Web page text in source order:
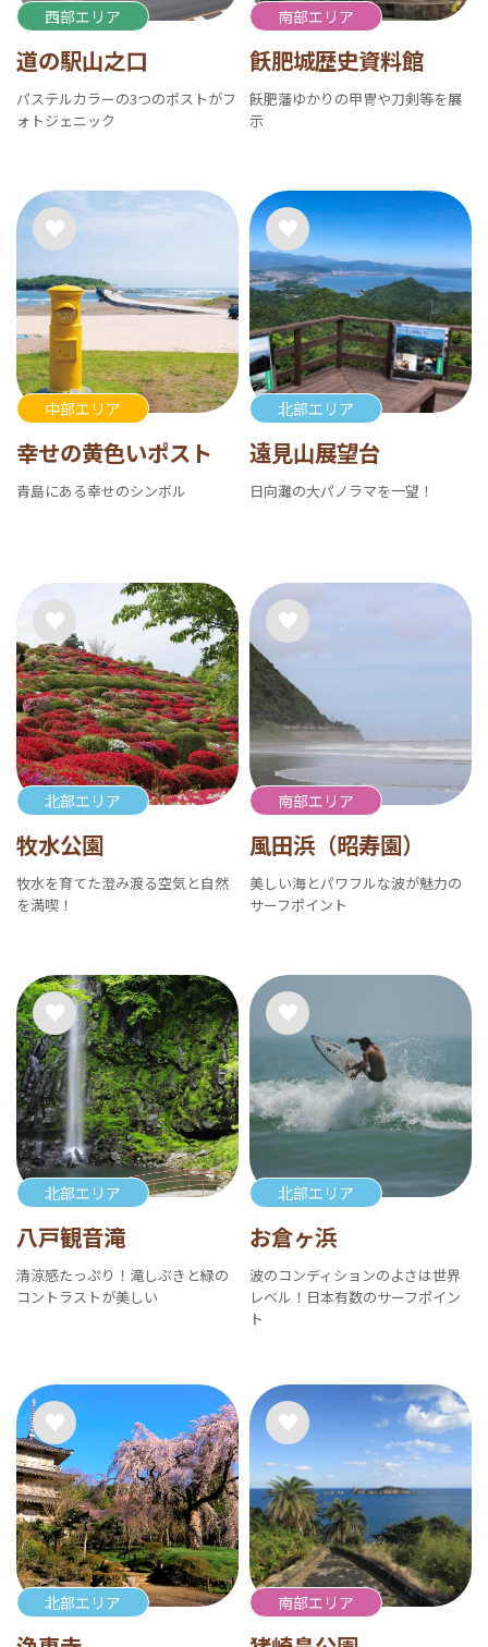
西部エリア
道の駅山之口
パステルカラーの3つのポストがフ
ォトジェニック
南部エリア
飫肥城歴史資料館
飫肥藩ゆかりの甲冑や刀剣等を展
示
中部エリア
幸せの黄色いポスト
青島にある幸せのシンボル
北部エリア
遠見山展望台
日向灘の大パノラマを一望！
北部エリア
牧水公園
牧水を育てた澄み渡る空気と自然
を満喫！
南部エリア
風田浜（昭寿園）
美しい海とパワフルな波が魅力の
サーフポイント
北部エリア
八戸観音滝
清涼感たっぷり！滝しぶきと緑の
コントラストが美しい
北部エリア
お倉ヶ浜
波のコンディションのよさは世界
レベル！日本有数のサーフポイン
ト
北部エリア 南部エリア